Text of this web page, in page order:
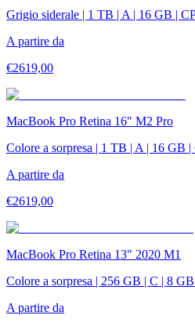
Grigio siderale | 1 TB | A | 16 GB |
A partire da
€2619,00
MacBook Pro Retina 16" M2 Pro
Colore a sorpresa | 1 TB | A | 16 GB
A partire da
€2619,00
MacBook Pro Retina 13" 2020 M1
Colore a sorpresa | 256 GB | C | 8
A partire da